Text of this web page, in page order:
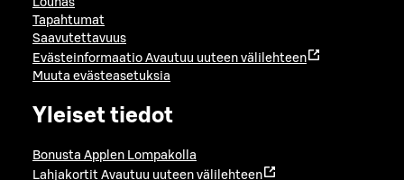
Tapahtumat
Saavutettavuus
Evästeinformaatio Avautuu uuteen välilehteen
Muuta evästeasetuksia
Yleiset tiedot
Bonusta Applen Lompakolla
Lahjakortit Avautuu uuteen välilehteen